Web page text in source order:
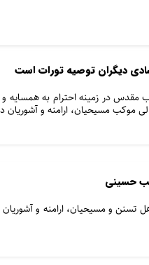
دیگران توصیه تورات است
مقدس در زمینه احترام به
موکب مسیحیان، ارامنه و
حسینی
تسنن و مسیحیان، ارامنه و